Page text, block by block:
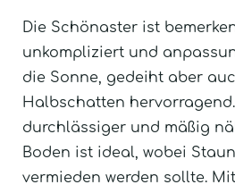
Die Schönaster ist
unkompliziert und
die Sonne, gedeiht aber
Halbschatten
durchlässiger und mäßig
Boden ist ideal, wobei
vermieden werden sollte.